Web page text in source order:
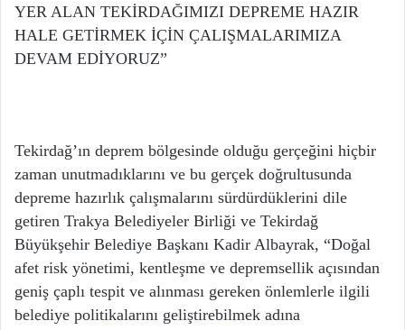
YER ALAN TEKİRDAĞIMIZI DEPREME HAZIR
HALE GETİRMEK İÇİN ÇALIŞMALARIMIZA
DEVAM EDİYORUZ”
Tekirdağ’ın deprem bölgesinde olduğu gerçeğini hiçbir
zaman unutmadıklarını ve bu gerçek doğrultusunda
depreme hazırlık çalışmalarını sürdürdüklerini dile
getiren Trakya Belediyeler Birliği ve Tekirdağ
Büyükşehir Belediye Başkanı Kadir Albayrak, “Doğal
afet risk yönetimi, kentleşme ve depremsellik açısından
geniş çaplı tespit ve alınması gereken önlemlerle ilgili
belediye politikalarını geliştirebilmek adına